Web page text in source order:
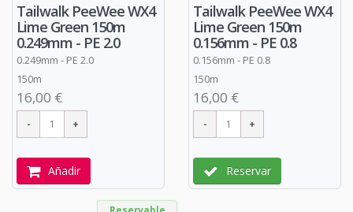
Tailwalk PeeWee WX4
Lime Green 150m
0.249mm - PE 2.0
0.249mm - PE 2.0
150m
16,00 €
Añadir
Tailwalk PeeWee WX4
Lime Green 150m
0.156mm - PE 0.8
0.156mm - PE 0.8
150m
16,00 €
Reservar